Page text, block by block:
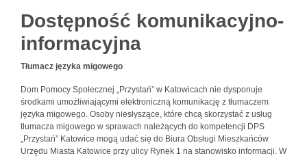
Dostępność komunikacyjno-
informacyjna
Tłumacz języka migowego
Dom Pomocy Społecznej „Przystań” w Katowicach nie dysponuje
środkami umożliwiającymi elektroniczną komunikację z tłumaczem
języka migowego. Osoby niesłyszące, które chcą skorzystać z usług
tłumacza migowego w sprawach należących do kompetencji DPS
„Przystań” Katowice mogą udać się do Biura Obsługi Mieszkańców
Urzędu Miasta Katowice przy ulicy Rynek 1 na stanowisko informacji. W